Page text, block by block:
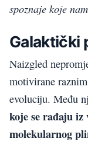
spoznaje koje
Galaktički
Naizgled
motivirane
evoluciju. Među
koje se rađaju
molekularnog